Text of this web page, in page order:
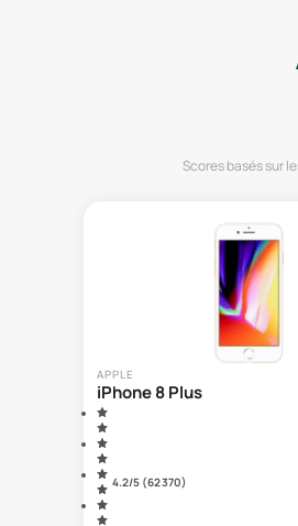
Scores basés sur
APPLE
iPhone 8 Plus
4.2/5 (62 370)